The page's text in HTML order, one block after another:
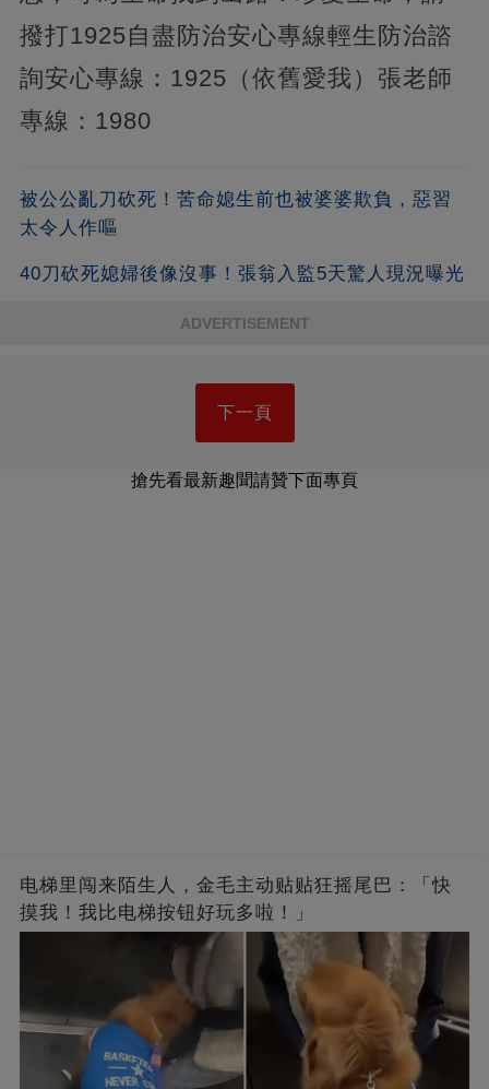
撥打1925自盡防治安心專線輕生防治諮
詢安心專線：1925（依舊愛我）張老師
專線：1980
被公公亂刀砍死！苦命媳生前也被婆婆欺負，惡習
太令人作嘔
40刀砍死媳婦後像沒事！張翁入監5天驚人現況曝光
ADVERTISEMENT
下一頁
搶先看最新趣聞請贊下面專頁
电梯里闯来陌生人，金毛主动贴贴狂摇尾巴：「快
摸我！我比电梯按钮好玩多啦！」